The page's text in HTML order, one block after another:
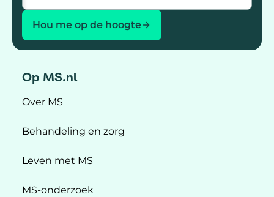
Hou me op de hoogte
Op MS.nl
Over MS
Behandeling en zorg
Leven met MS
MS-onderzoek